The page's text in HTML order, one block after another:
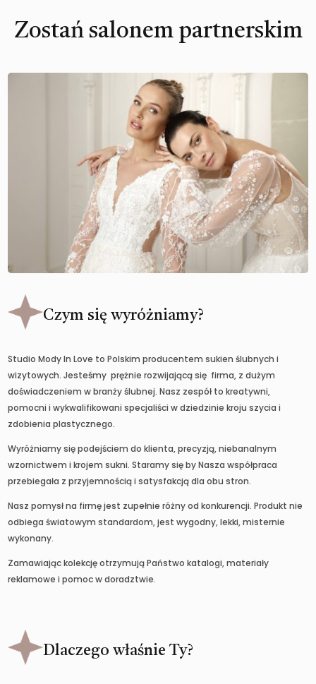
Zostań salonem partnerskim
Czym się wyróżniamy?
Studio Mody In Love to Polskim producentem sukien ślubnych i
wizytowych. Jesteśmy prężnie rozwijającą się firma, z dużym
doświadczeniem w branży ślubnej. Nasz zespół to kreatywni,
pomocni i wykwalifikowani specjaliści w dziedzinie kroju szycia i
zdobienia plastycznego.
Wyróżniamy się podejściem do klienta, precyzją, niebanalnym
wzornictwem i krojem sukni. Staramy się by Nasza współpraca
przebiegała z przyjemnością i satysfakcją dla obu stron.
Nasz pomysł na firmę jest zupełnie różny od konkurencji. Produkt nie
odbiega światowym standardom, jest wygodny, lekki, misternie
wykonany.
Zamawiając kolekcję otrzymują Państwo katalogi, materiały
reklamowe i pomoc w doradztwie.
Dlaczego właśnie Ty?